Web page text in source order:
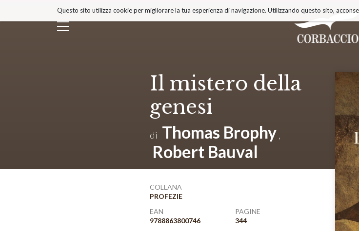
ai
contenuti.
|
Questo sito utilizza cookie per migliorare la tua esperienza di navigazione. Utilizzando questo sito,
Il mistero della
genesi
di Thomas Brophy ,
Robert Bauval
COLLANA
PROFEZIE
EAN
9788863800746
PAGINE
344